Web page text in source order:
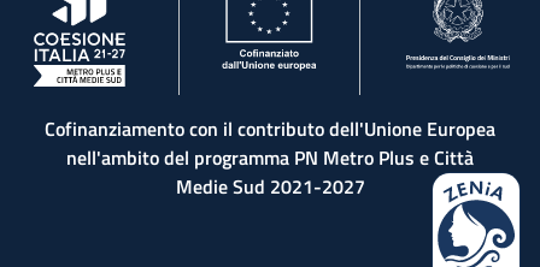
Cofinanziamento con il contributo dell'Unione Europea
nell'ambito del programma PN Metro Plus e Città
Medie Sud 2021-2027